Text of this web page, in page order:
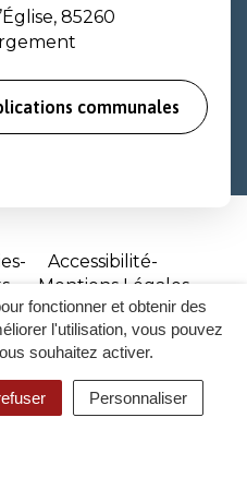
fonctionner et obtenir des
l'utilisation, vous pouvez
souhaitez activer.
Personnaliser
ACCESSIBILITÉ
85260
communales
Accessibilité
Mentions Légales